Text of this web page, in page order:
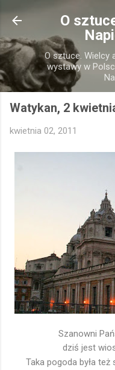
Przejdź
O
O sztuce. Wielcy
wystawy w
Watykan, 2
kwietnia 02, 2011
Szanowni
dziś jest
Taka pogoda była